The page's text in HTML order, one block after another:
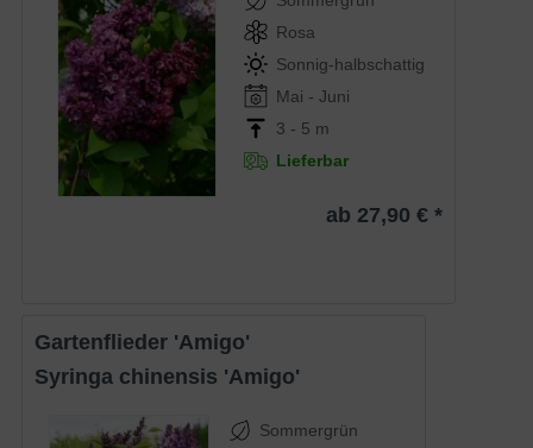
Rosa
Sonnig-halbschattig
Mai - Juni
3 - 5 m
Lieferbar
ab 27,90 € *
Gartenflieder 'Amigo'
Syringa chinensis 'Amigo'
Sommergrün